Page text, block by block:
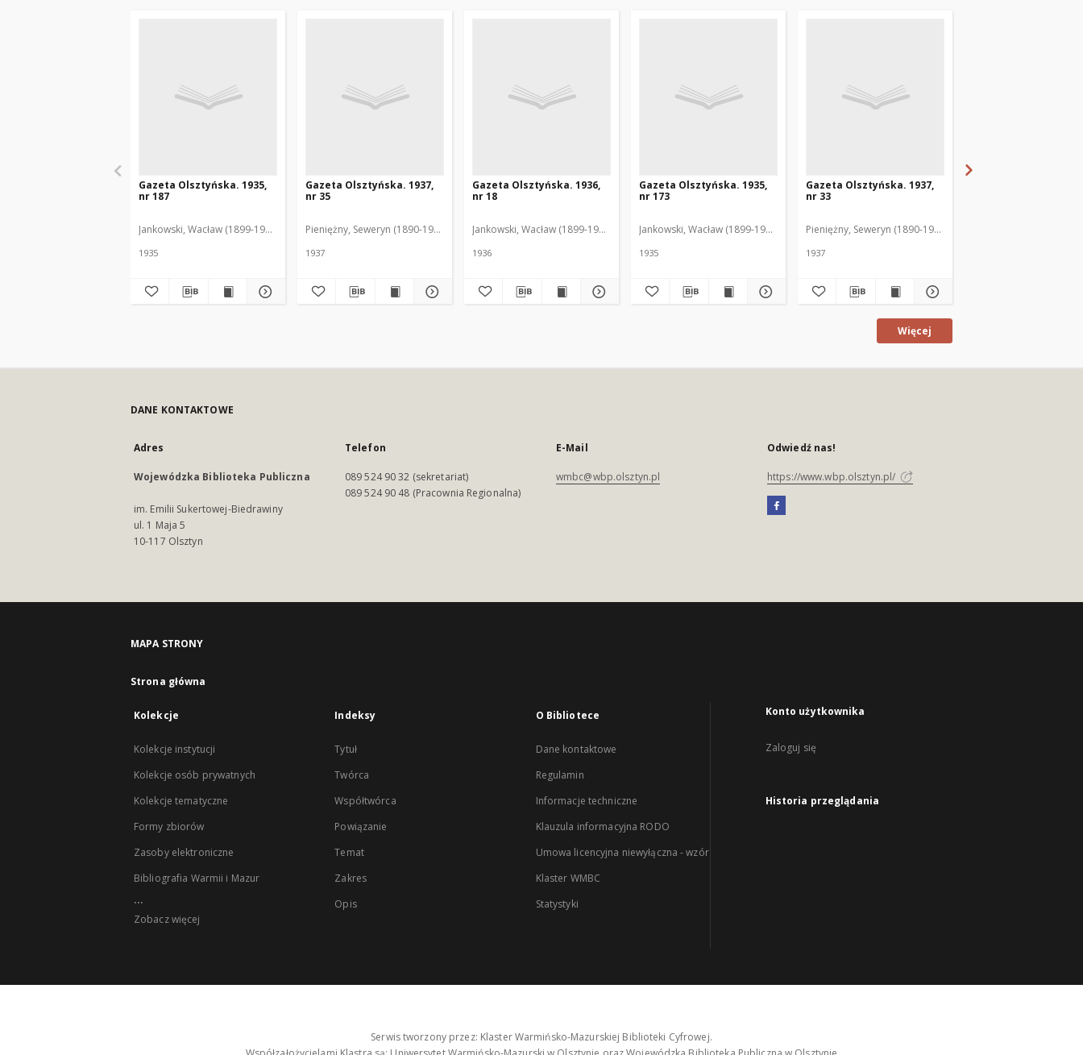
Gazeta Olsztyńska. 1935,
nr 187
Jankowski, Wacław (1899-1975). Red.
1935
Gazeta Olsztyńska. 1937,
nr 35
Pieniężny, Seweryn (1890-1940). Red.
1937
Gazeta Olsztyńska. 1936,
nr 18
Jankowski, Wacław (1899-1975). Red.
1936
Gazeta Olsztyńska. 1935,
nr 173
Jankowski, Wacław (1899-1975). Red.
1935
Gazeta Olsztyńska. 1937,
nr 33
Pieniężny, Seweryn (1890-1940). Red.
1937
Więcej
DANE KONTAKTOWE
Adres
Wojewódzka Biblioteka Publiczna
im. Emilii Sukertowej-Biedrawiny
ul. 1 Maja 5
10-117 Olsztyn
Telefon
089 524 90 32 (sekretariat)
089 524 90 48 (Pracownia Regionalna)
E-Mail
wmbc@wbp.olsztyn.pl
Odwiedź nas!
https://www.wbp.olsztyn.pl/
MAPA STRONY
Strona główna
Kolekcje
Kolekcje instytucji
Kolekcje osób prywatnych
Kolekcje tematyczne
Formy zbiorów
Zasoby elektroniczne
Bibliografia Warmii i Mazur
...
Zobacz więcej
Indeksy
Tytuł
Twórca
Współtwórca
Powiązanie
Temat
Zakres
Opis
O Bibliotece
Dane kontaktowe
Regulamin
Informacje techniczne
Klauzula informacyjna RODO
Umowa licencyjna niewyłączna - wzór
Klaster WMBC
Statystyki
Konto użytkownika
Zaloguj się
Historia przeglądania
Serwis tworzony przez: Klaster Warmińsko-Mazurskiej Biblioteki Cyfrowej.